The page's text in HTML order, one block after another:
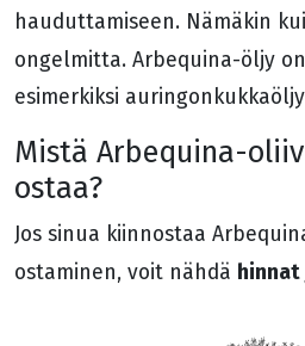
hauduttamiseen. Nämäkin
ongelmitta. Arbequina-öljy on
esimerkiksi
Mistä Arbequina-
ostaa?
Jos sinua kiinnostaa
ostaminen, voit nähdä